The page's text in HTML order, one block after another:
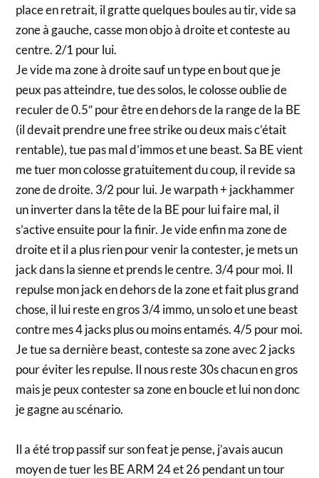
place en retrait, il gratte quelques boules au tir, vide sa
zone à gauche, casse mon objo à droite et conteste au
centre. 2/1 pour lui.
Je vide ma zone à droite sauf un type en bout que je
peux pas atteindre, tue des solos, le colosse oublie de
reculer de 0.5″ pour être en dehors de la range de la BE
(il devait prendre une free strike ou deux mais c’était
rentable), tue pas mal d’immos et une beast. Sa BE vient
me tuer mon colosse gratuitement du coup, il revide sa
zone de droite. 3/2 pour lui. Je warpath + jackhammer
un inverter dans la tête de la BE pour lui faire mal, il
s’active ensuite pour la finir. Je vide enfin ma zone de
droite et il a plus rien pour venir la contester, je mets un
jack dans la sienne et prends le centre. 3/4 pour moi. Il
repulse mon jack en dehors de la zone et fait plus grand
chose, il lui reste en gros 3/4 immo, un solo et une beast
contre mes 4 jacks plus ou moins entamés. 4/5 pour moi.
Je tue sa dernière beast, conteste sa zone avec 2 jacks
pour éviter les repulse. Il nous reste 30s chacun en gros
mais je peux contester sa zone en boucle et lui non donc
je gagne au scénario.
Il a été trop passif sur son feat je pense, j’avais aucun
moyen de tuer les BE ARM 24 et 26 pendant un tour